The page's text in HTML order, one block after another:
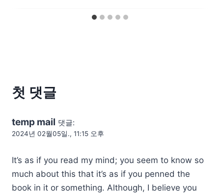
첫 댓글
temp mail 댓글:
2024년 02월05일., 11:15 오후
It’s as if you read my mind; you seem to know so
much about this that it’s as if you penned the
book in it or something. Although, I believe you